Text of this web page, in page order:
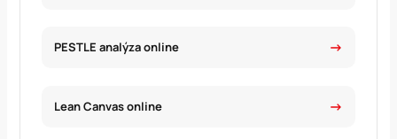
PESTLE analýza online
Lean Canvas online